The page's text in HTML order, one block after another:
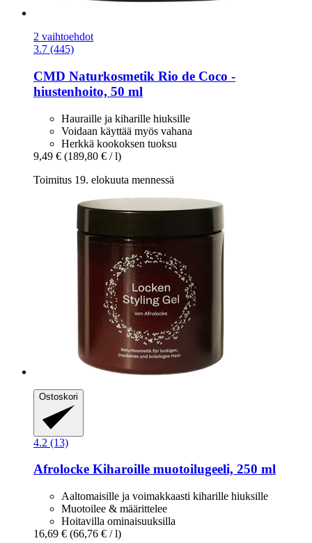
2 vaihtoehdot
3.7 (445)
CMD Naturkosmetik Rio de Coco -​
hiustenhoito, 50 ml
Hauraille ja kiharille hiuksille
Voidaan käyttää myös vahana
Herkkä kookoksen tuoksu
9,49 € (189,80 € / l)
Toimitus 19. elokuuta mennessä
Ostoskori
4.2 (13)
Afrolocke Kiharoille muotoilugeeli, 250 ml
Aaltomaisille ja voimakkaasti kiharille hiuksille
Muotoilee & määrittelee
Hoitavilla ominaisuuksilla
16,69 € (66,76 € / l)